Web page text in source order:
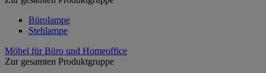
Bürolampe
Stehlampe
Möbel für Büro und Homeoffice
Zur gesamten Produktgruppe